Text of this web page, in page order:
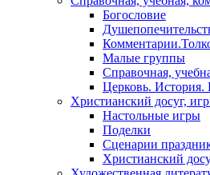
Богословие
Малые группы
Справочная,
Церковь. История.
Христианский досуг,
Настольные игры
Поделки
Сценарии
Христианский